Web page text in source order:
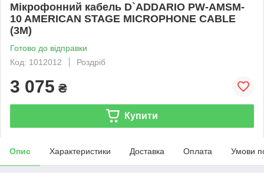
Мікрофонний кабель D`ADDARIO PW-AMSM-
10 AMERICAN STAGE MICROPHONE CABLE
(3M)
Готово до відправки
Код: 1012012
Роздріб
3 075 ₴
Купити
Опис Характеристики Доставка Оплата Умови